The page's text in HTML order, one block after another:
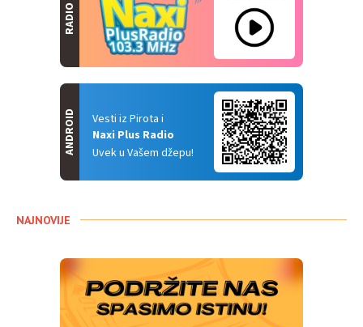
RADIO
Vesti iz Pirota i
Naxi Plus Radio
Uvek u Vašem džepu!
ANDROID
NAJNOVIJE